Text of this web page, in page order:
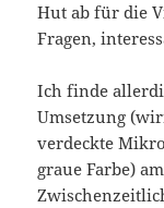
Hut ab für die
Fragen,
Ich finde
Umsetzung
verdeckte
graue Farbe)